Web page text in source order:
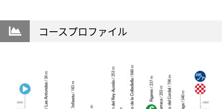
コースプロファイル